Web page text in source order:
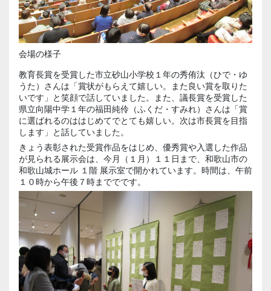
会場の様子
教育長賞を受賞した市立砂山小学校１年の秀侑汰（ひで・ゆ
うた）さんは「賞状がもらえて嬉しい。また良い賞を取りた
いです」と笑顔で話していました。また、議長賞を受賞した
県立向陽中学１年の福田純伶（ふくだ・すみれ）さんは「賞
に選ばれるのははじめてでとても嬉しい。次は市長賞を目指
します」と話していました。
きょう表彰された受賞作品をはじめ、優秀賞や入選した作品
が見られる展示会は、今月（１月）１１日まで、和歌山市の
和歌山城ホール １階 展示室で開かれています。時間は、午前
１０時から午後７時まででです。